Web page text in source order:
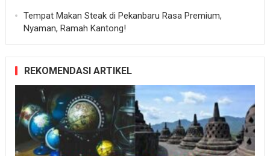
Tempat Makan Steak di Pekanbaru Rasa Premium,
Nyaman, Ramah Kantong!
REKOMENDASI ARTIKEL